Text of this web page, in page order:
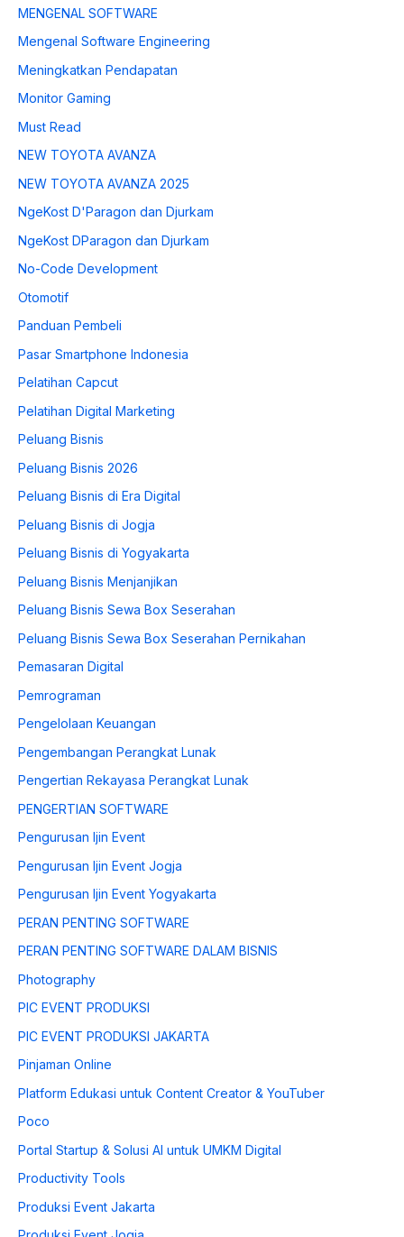
MENGENAL SOFTWARE
Mengenal Software Engineering
Meningkatkan Pendapatan
Monitor Gaming
Must Read
NEW TOYOTA AVANZA
NEW TOYOTA AVANZA 2025
NgeKost D'Paragon dan Djurkam
NgeKost DParagon dan Djurkam
No-Code Development
Otomotif
Panduan Pembeli
Pasar Smartphone Indonesia
Pelatihan Capcut
Pelatihan Digital Marketing
Peluang Bisnis
Peluang Bisnis 2026
Peluang Bisnis di Era Digital
Peluang Bisnis di Jogja
Peluang Bisnis di Yogyakarta
Peluang Bisnis Menjanjikan
Peluang Bisnis Sewa Box Seserahan
Peluang Bisnis Sewa Box Seserahan Pernikahan
Pemasaran Digital
Pemrograman
Pengelolaan Keuangan
Pengembangan Perangkat Lunak
Pengertian Rekayasa Perangkat Lunak
PENGERTIAN SOFTWARE
Pengurusan Ijin Event
Pengurusan Ijin Event Jogja
Pengurusan Ijin Event Yogyakarta
PERAN PENTING SOFTWARE
PERAN PENTING SOFTWARE DALAM BISNIS
Photography
PIC EVENT PRODUKSI
PIC EVENT PRODUKSI JAKARTA
Pinjaman Online
Platform Edukasi untuk Content Creator & YouTuber
Poco
Portal Startup & Solusi AI untuk UMKM Digital
Productivity Tools
Produksi Event Jakarta